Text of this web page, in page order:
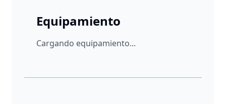
Equipamiento
Cargando equipamiento...